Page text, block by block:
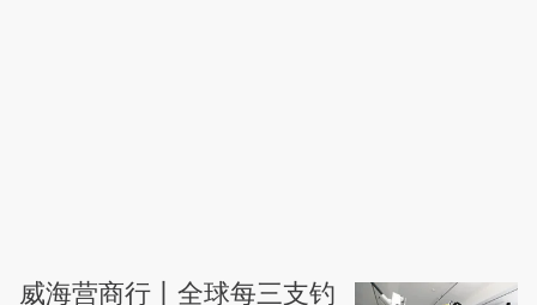
威海营商行丨全球每三支钓